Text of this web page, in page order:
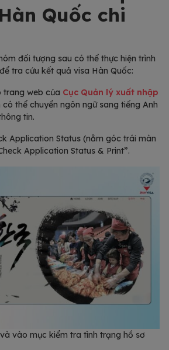
Quốc chi
đối tượng sau có thể thực hiện trình
tra cứu kết quả visa Hàn Quốc:
trang web của Cục Quản lý xuất nhập
có thể chuyển ngôn ngữ sang tiếng Anh
tin.
Application Status (nằm góc trái màn
Application Status & Print”.
vào mục kiểm tra tình trạng hồ sơ